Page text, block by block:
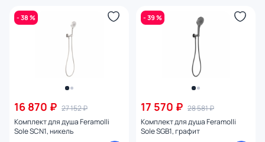
- 38 %
16 870 ₽ 27 152 ₽
Комплект для душа Feramolli
Sole SCN1, никель
- 39 %
17 570 ₽ 28 581 ₽
Комплект для душа Feramolli
Sole SGB1, графит